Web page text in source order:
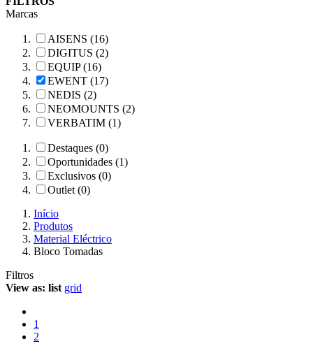
Marcas
AISENS (16)
DIGITUS (2)
EQUIP (16)
EWENT (17)
NEDIS (2)
NEOMOUNTS (2)
VERBATIM (1)
Destaques (0)
Oportunidades (1)
Exclusivos (0)
Outlet (0)
Início
Produtos
Material Eléctrico
Bloco Tomadas
Filtros
View as: list grid
1
2